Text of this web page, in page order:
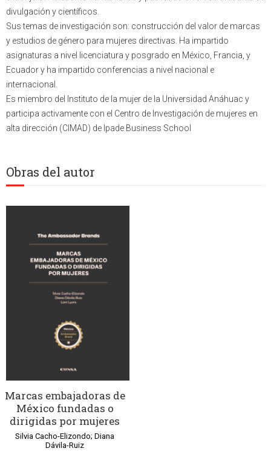
divulgación y científicos.
Sus temas de investigación son: construcción del valor de marcas
y estudios de género para mujeres directivas. Ha impartido
asignaturas a nivel licenciatura y posgrado en México, Francia, y
Ecuador y ha impartido conferencias a nivel nacional e
internacional.
Es miembro del Instituto de la mujer de la Universidad Anáhuac y
participa activamente con el Centro de Investigación de mujeres en
alta dirección (CIMAD) de Ipade Business School
Obras del autor
Marcas embajadoras de
México fundadas o
dirigidas por mujeres
Silvia Cacho-Elizondo; Diana
Dávila-Ruiz